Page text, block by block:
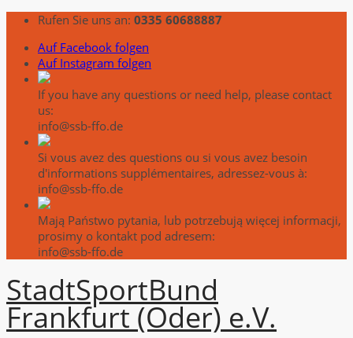
Rufen Sie uns an: 0335 60688887
Auf Facebook folgen
Auf Instagram folgen
If you have any questions or need help, please contact
us:
info@ssb-ffo.de
Si vous avez des questions ou si vous avez besoin
d'informations supplémentaires, adressez-vous à:
info@ssb-ffo.de
Mają Państwo pytania, lub potrzebują więcej informacji,
prosimy o kontakt pod adresem:
info@ssb-ffo.de
StadtSportBund
Frankfurt (Oder) e.V.